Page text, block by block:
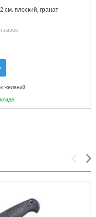
см. плоский, гранат
желаний